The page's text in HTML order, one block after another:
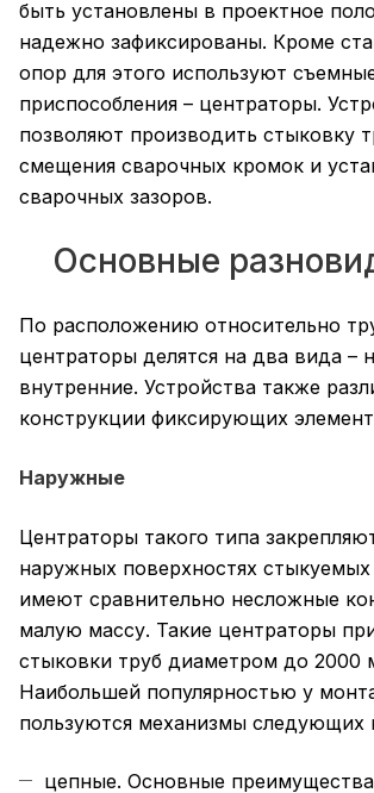
быть установлены в проектное
надежно зафиксированы. Кроме
опор для этого используют
приспособления – центраторы.
позволяют производить стыковку
смещения сварочных кромок и
сварочных зазоров.
Основные
По расположению относительно
центраторы делятся на два вида –
внутренние. Устройства также
конструкции фиксирующих
Наружные
Центраторы такого типа
наружных поверхностях
имеют сравнительно несложные
малую массу. Такие центраторы
стыковки труб диаметром до 2000
Наибольшей популярностью у
пользуются механизмы следующих
цепные. Основные